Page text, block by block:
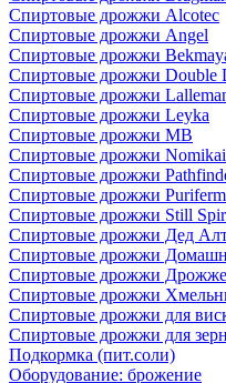
Спиртовые дрожжи Alcotec
Спиртовые дрожжи Angel
Спиртовые дрожжи
Спиртовые дрожжи Double
Спиртовые дрожжи
Спиртовые дрожжи Leyka
Спиртовые дрожжи MB
Спиртовые дрожжи Nomikai
Спиртовые дрожжи
Спиртовые дрожжи Puriferm
Спиртовые дрожжи Still
Спиртовые дрожжи Дед
Спиртовые дрожжи
Спиртовые дрожжи
Спиртовые дрожжи
Спиртовые дрожжи для
Спиртовые дрожжи для
Подкормка (пит.соли)
Оборудование: брожение